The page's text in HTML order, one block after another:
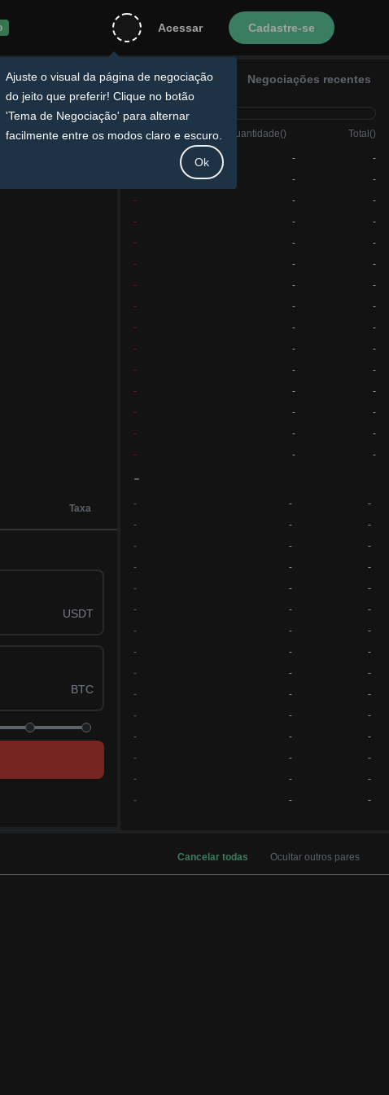
Ajuste o visual da página de negociação do
jeito que preferir! Clique no botão 'Tema de
Negociação' para alternar facilmente entre
os modos claro e escuro.
Ok
Acessar Cadastre-se
Taxa
USDT
BTC
Livro de ofertas Negociações recentes
Preço() Quantidade() Total()
- - -
- - -
- - -
- - -
- - -
- - -
- - -
- - -
- - -
- - -
- - -
- - -
- - -
- -
- -
-
- -
-
-
-
-
-
-
-
-
-
-
-
-
-
-
-
-
-
-
-
-
-
-
-
-
-
-
-
-
-
-
-
-
-
-
-
-
-
-
-
-
-
- -
Cancelar todas Ocultar outros pares